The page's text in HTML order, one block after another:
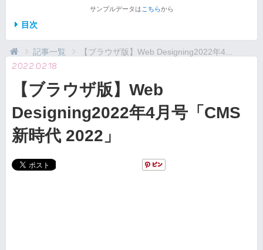
サンプルデータは こちらから
目次
記事一覧 【ブラウザ版】Web Designing2022年4...
2022.02.18
【ブラウザ版】Web
Designing2022年4月号「CMS
新時代 2022」